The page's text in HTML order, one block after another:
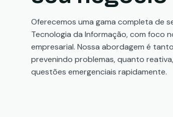
Oferecemos uma gama completa de
Tecnologia da Informação, com foco
empresarial. Nossa abordagem é
prevenindo problemas, quanto
questões emergenciais rapidamente.